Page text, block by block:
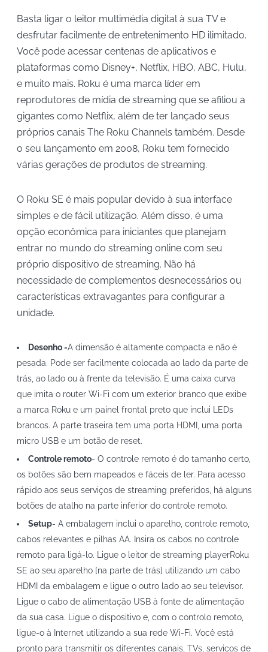
Basta ligar o leitor multimédia digital à sua TV e
desfrutar facilmente de entretenimento HD ilimitado.
Você pode acessar centenas de aplicativos e
plataformas como Disney+, Netflix, HBO, ABC, Hulu,
e muito mais. Roku é uma marca líder em
reprodutores de mídia de streaming que se afiliou a
gigantes como Netflix, além de ter lançado seus
próprios canais The Roku Channels também. Desde
o seu lançamento em 2008, Roku tem fornecido
várias gerações de produtos de streaming.
O Roku SE é mais popular devido à sua interface
simples e de fácil utilização. Além disso, é uma
opção econômica para iniciantes que planejam
entrar no mundo do streaming online com seu
próprio dispositivo de streaming. Não há
necessidade de complementos desnecessários ou
características extravagantes para configurar a
unidade.
Desenho -A dimensão é altamente compacta e não é
pesada. Pode ser facilmente colocada ao lado da parte de
trás, ao lado ou à frente da televisão. É uma caixa curva
que imita o router Wi-Fi com um exterior branco que exibe
a marca Roku e um painel frontal preto que inclui LEDs
brancos. A parte traseira tem uma porta HDMI, uma porta
micro USB e um botão de reset.
Controle remoto- O controle remoto é do tamanho certo,
os botões são bem mapeados e fáceis de ler. Para acesso
rápido aos seus serviços de streaming preferidos, há alguns
botões de atalho na parte inferior do controle remoto.
Setup- A embalagem inclui o aparelho, controle remoto,
cabos relevantes e pilhas AA. Insira os cabos no controle
remoto para ligá-lo. Ligue o leitor de streaming playerRoku
SE ao seu aparelho [na parte de trás] utilizando um cabo
HDMI da embalagem e ligue o outro lado ao seu televisor.
Ligue o cabo de alimentação USB à fonte de alimentação
da sua casa. Ligue o dispositivo e, com o controlo remoto,
ligue-o à Internet utilizando a sua rede Wi-Fi. Você está
pronto para transmitir os diferentes canais, TVs, serviços de